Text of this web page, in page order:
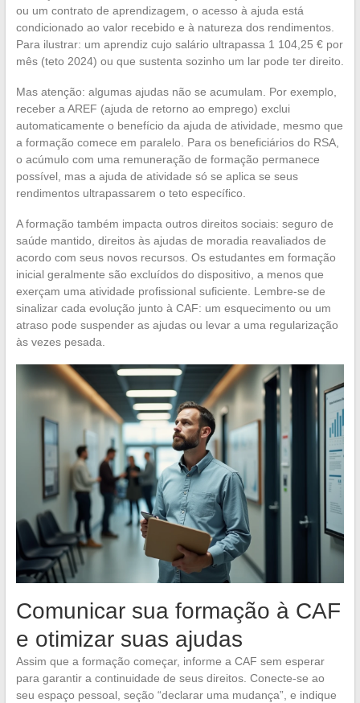
ou um contrato de aprendizagem, o acesso à ajuda está
condicionado ao valor recebido e à natureza dos rendimentos.
Para ilustrar: um aprendiz cujo salário ultrapassa 1 104,25 € por
mês (teto 2024) ou que sustenta sozinho um lar pode ter direito.
Mas atenção: algumas ajudas não se acumulam. Por exemplo,
receber a AREF (ajuda de retorno ao emprego) exclui
automaticamente o benefício da ajuda de atividade, mesmo que
a formação comece em paralelo. Para os beneficiários do RSA,
o acúmulo com uma remuneração de formação permanece
possível, mas a ajuda de atividade só se aplica se seus
rendimentos ultrapassarem o teto específico.
A formação também impacta outros direitos sociais: seguro de
saúde mantido, direitos às ajudas de moradia reavaliados de
acordo com seus novos recursos. Os estudantes em formação
inicial geralmente são excluídos do dispositivo, a menos que
exerçam uma atividade profissional suficiente. Lembre-se de
sinalizar cada evolução junto à CAF: um esquecimento ou um
atraso pode suspender as ajudas ou levar a uma regularização
às vezes pesada.
Comunicar sua formação à CAF
e otimizar suas ajudas
Assim que a formação começar, informe a CAF sem esperar
para garantir a continuidade de seus direitos. Conecte-se ao
seu espaço pessoal, seção “declarar uma mudança”, e indique